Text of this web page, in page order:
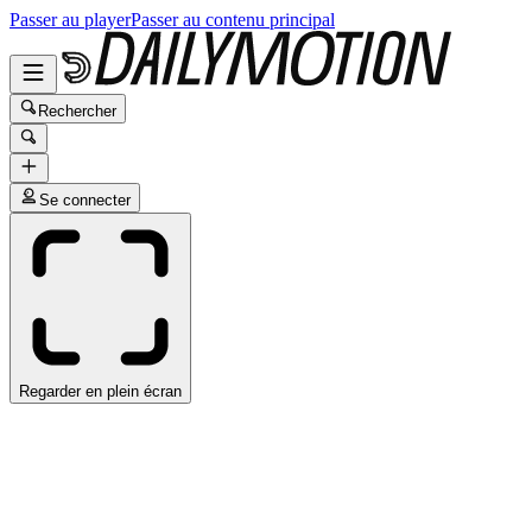
Passer au playerPasser au contenu principal
Rechercher
Se connecter
Regarder en plein écran